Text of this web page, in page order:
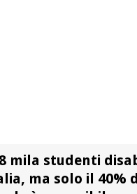
mila studenti
ma solo il 40%